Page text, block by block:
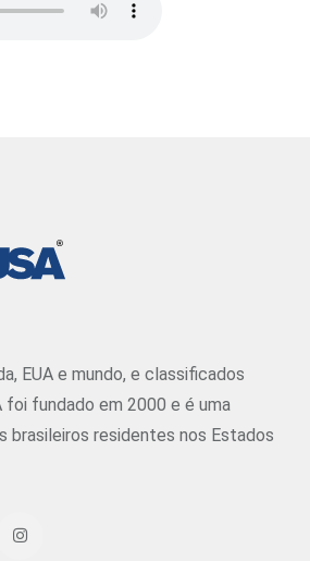
EUA e mundo, e classificados
foi fundado em 2000 e é uma
brasileiros residentes nos Estados